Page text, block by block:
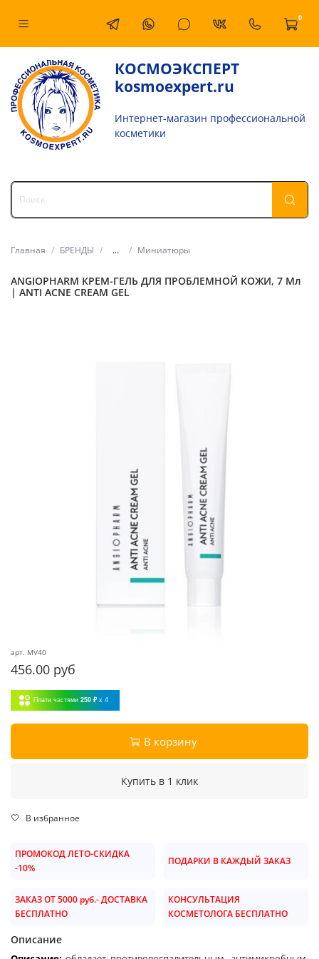
0
КОСМОЭКСПЕРТ
kosmoexpert.ru
Интернет-магазин профессиональной
косметики
Главная БРЕНДЫ ... Миниатюры
ANGIOPHARM КРЕМ-ГЕЛЬ ДЛЯ ПРОБЛЕМНОЙ КОЖИ, 7 Мл
| ANTI ACNE CREAM GEL
арт. MV40
456.00 руб
Плати частями 250 ₽ x 4
В корзину
Купить в 1 клик
В избранное
ПРОМОКОД ЛЕТО-СКИДКА
-10%
ПОДАРКИ В КАЖДЫЙ ЗАКАЗ
ЗАКАЗ ОТ 5000 руб.- ДОСТАВКА
БЕСПЛАТНО
КОНСУЛЬТАЦИЯ
КОСМЕТОЛОГА БЕСПЛАТНО
Описание